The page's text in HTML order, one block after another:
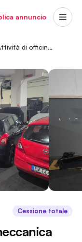
annuncio
Attività di officina meccanica
Cessione totale